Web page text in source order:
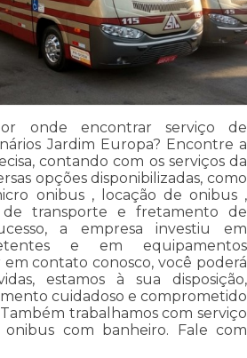
onde encontrar serviço de
Jardim Europa? Encontre a
contando com os serviços da
opções disponibilizadas, como
onibus , locação de onibus ,
de transporte e fretamento de
a empresa investiu em
e em equipamentos
contato conosco, você poderá
estamos à sua disposição,
cuidadoso e comprometido
trabalhamos com serviço
com banheiro. Fale com